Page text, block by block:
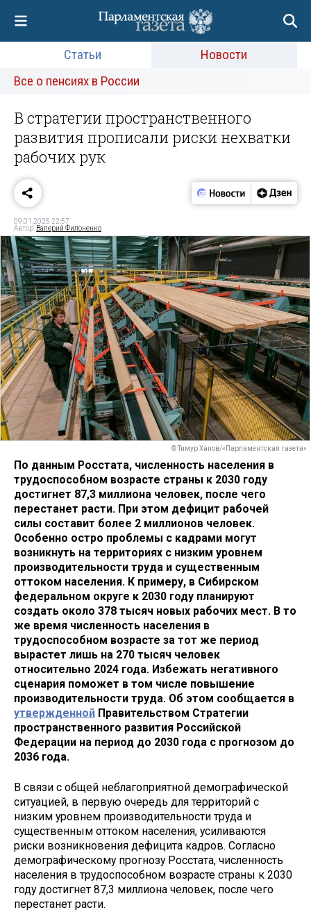
Статьи
Новости
Все о пенсиях в России
В стратегии пространственного
развития прописали риски нехватки
рабочих рук
09.01.2025 22:57
Автор: Валерий Филоненко
© Тимур Ханов/«Парламентская газета»
По данным Росстата, численность населения в
трудоспособном возрасте страны к 2030 году
достигнет 87,3 миллиона человек, после чего
перестанет расти. При этом дефицит рабочей
силы составит более 2 миллионов человек.
Особенно остро проблемы с кадрами могут
возникнуть на территориях с низким уровнем
производительности труда и существенным
оттоком населения. К примеру, в Сибирском
федеральном округе к 2030 году планируют
создать около 378 тысяч новых рабочих мест. В то
же время численность населения в
трудоспособном возрасте за тот же период
вырастет лишь на 270 тысяч человек
относительно 2024 года. Избежать негативного
сценария поможет в том числе повышение
производительности труда. Об этом сообщается в
утвержденной Правительством Стратегии
пространственного развития Российской
Федерации на период до 2030 года с прогнозом до
2036 года.
В связи с общей неблагоприятной демографической
ситуацией, в первую очередь для территорий с
низким уровнем производительности труда и
существенным оттоком населения, усиливаются
риски возникновения дефицита кадров. Согласно
демографическому прогнозу Росстата, численность
населения в трудоспособном возрасте страны к 2030
году достигнет 87,3 миллиона человек, после чего
перестанет расти.